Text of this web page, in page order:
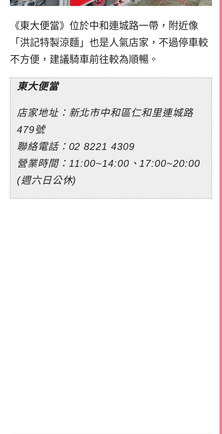
《東大便當》位於中和連城路一帶，附近像
「洪記特製涼麵」也是人氣店家，不過停車較
不方便，建議騎車前往較為順暢。
東大便當
店家地址：新北市中和區仁和里連城路
479號
聯絡電話：02 8221 4309
營業時間：11:00~14:00、17:00~20:00
(週六日公休)